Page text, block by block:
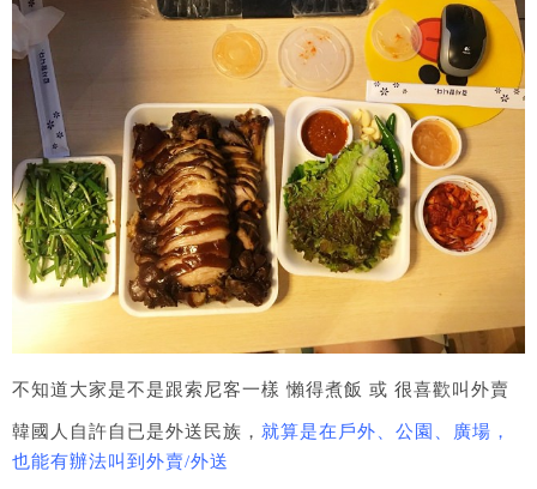
不知道大家是不是跟索尼客一樣 懶得煮飯 或 很喜歡叫外賣
韓國人自許自已是外送民族， 就算是在戶外、公園、廣場，
也能有辦法叫到外賣/外送